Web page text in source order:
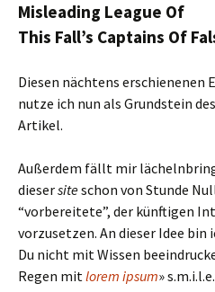
Misleading League Of
This Fall’s Captains Of
Diesen nächtens erschienenen
nutze ich nun als Grundstein
Artikel.
Außerdem fällt mir
diesersiteschon von Stunde
“vorbereitete”, der künftigen
vorzusetzen. An dieser Idee bin
Du nicht mit Wissen
Regen mitlorem ipsum»